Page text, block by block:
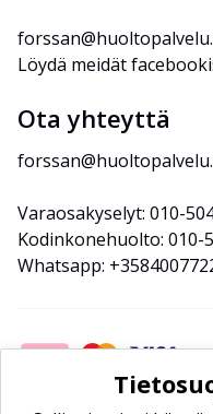
Löydä meidät
Ota yhteyttä
Varaosakyselyt: 010-
Kodinkonehuolto: 010-
Whatsapp: